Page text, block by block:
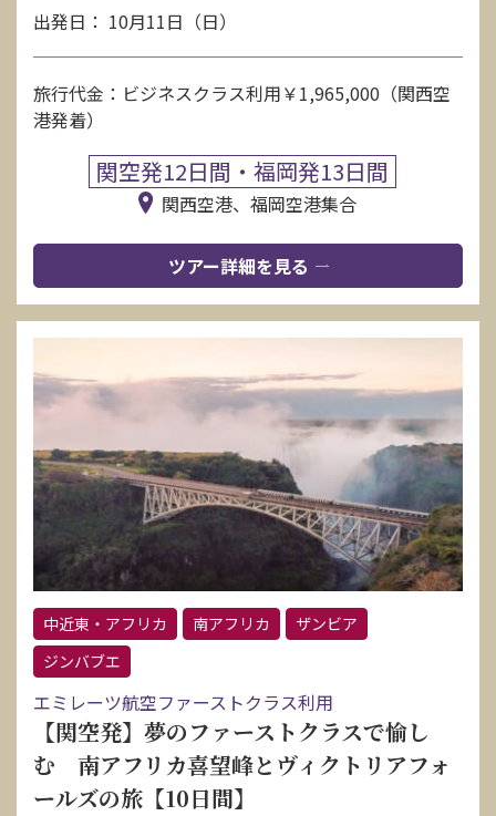
出発日： 10月11日（日）
旅行代金：ビジネスクラス利用￥1,965,000（関西空
港発着）
関空発12日間・福岡発13日間
関西空港、福岡空港集合
ツアー詳細を見る
中近東・アフリカ 南アフリカ
ザンビア
ジンバブエ
エミレーツ航空ファーストクラス利用
【関空発】夢のファーストクラスで愉し
む 南アフリカ喜望峰とヴィクトリアフォ
ールズの旅【10日間】